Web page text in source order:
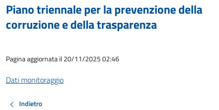
Piano triennale per la prevenzione della
corruzione e della trasparenza
Pagina aggiornata il 20/11/2025 02:46
Dati monitoraggio
Indietro